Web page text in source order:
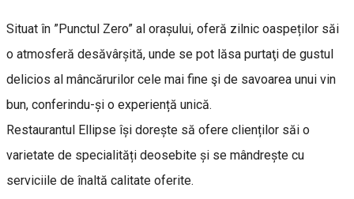
Situat în ”Punctul Zero” al orașului, oferă zilnic oaspeților săi
o atmosferă desăvârșită, unde se pot lăsa purtaţi de gustul
delicios al mâncărurilor cele mai fine şi de savoarea unui vin
bun, conferindu-și o experiență unică.
Restaurantul Ellipse își dorește să ofere clienților săi o
varietate de specialități deosebite și se mândrește cu
serviciile de înaltă calitate oferite.